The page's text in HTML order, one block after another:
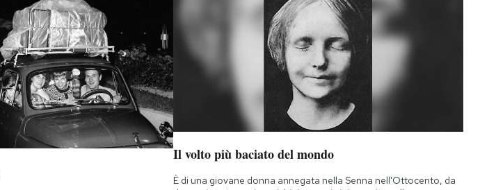
Il volto più baciato del mondo
È di una giovane donna annegata nella Senna nell'Ottocento, da